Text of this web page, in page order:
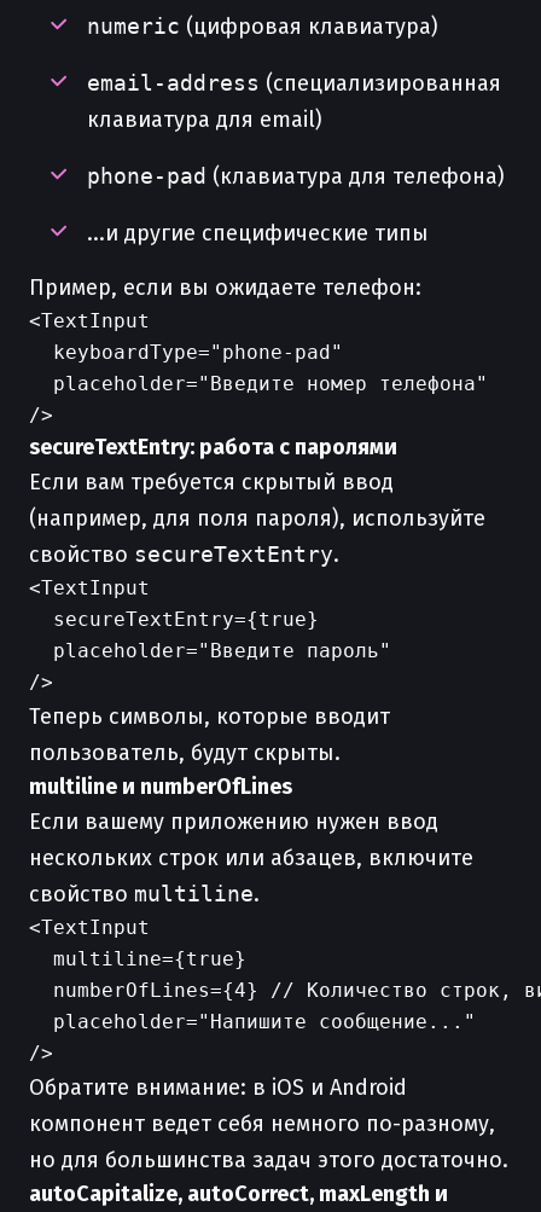
numeric (цифровая клавиатура)
email-address (специализированная
клавиатура для email)
phone-pad (клавиатура для телефона)
...и другие специфические типы
Пример, если вы ожидаете телефон:
<TextInput
  keyboardType="phone-pad"
  placeholder="Введите номер телефона"
secureTextEntry: работа с паролями
Если вам требуется скрытый ввод
(например, для поля пароля), используйте
свойство secureTextEntry.
<TextInput
  secureTextEntry={true}
  placeholder="Введите пароль"
Теперь символы, которые вводит
пользователь, будут скрыты.
multiline и numberOfLines
Если вашему приложению нужен ввод
нескольких строк или абзацев, включите
свойство multiline.
<TextInput
  multiline={true}
numberOfLines={4} // Количество строк,
  placeholder="Напишите сообщение..."
Обратите внимание: в iOS и Android
компонент ведет себя немного по-разному,
но для большинства задач этого достаточно.
autoCapitalize, autoCorrect, maxLength и